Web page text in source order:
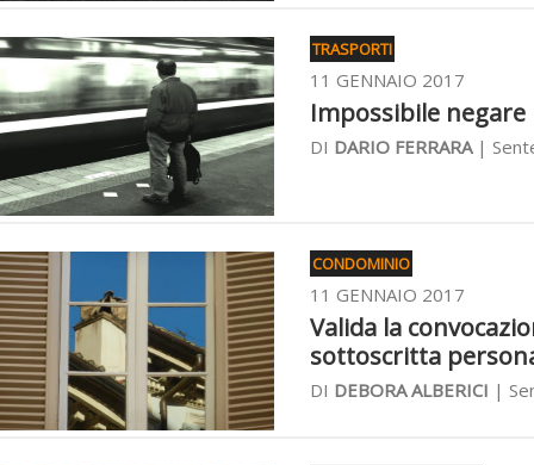
TRASPORTI
11 GENNAIO 2017
Impossibile negare
DI DARIO FERRARA|
CONDOMINIO
11 GENNAIO 2017
Valida la
sottoscritta
DI DEBORA ALBERICI |